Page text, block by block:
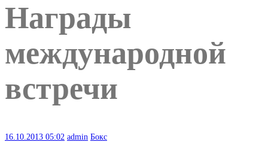
Награды
международной
встречи
16.10.2013 05:02 admin Бокс